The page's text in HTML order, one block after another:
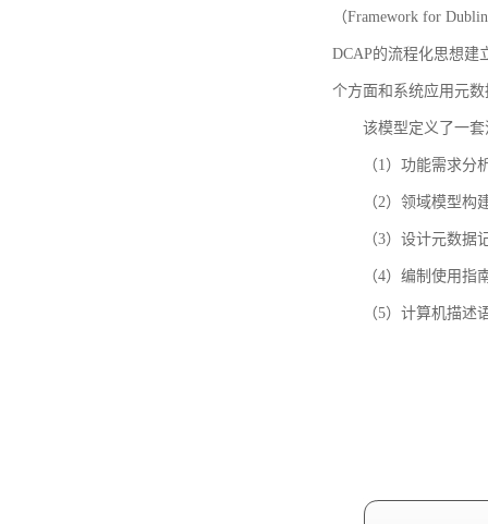
（Framework for
DCAP的流程化思想建
个方面和系统应用元
该模型定义了一
（1）功能需求
（2）领域模型
（3）设计元数据
（4）编制使用指
（5）计算机描述